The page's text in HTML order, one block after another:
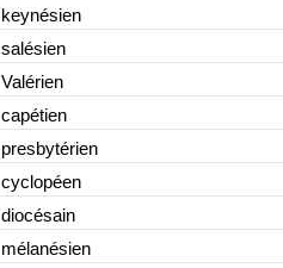
keynésien
salésien
Valérien
capétien
presbytérien
cyclopéen
diocésain
mélanésien